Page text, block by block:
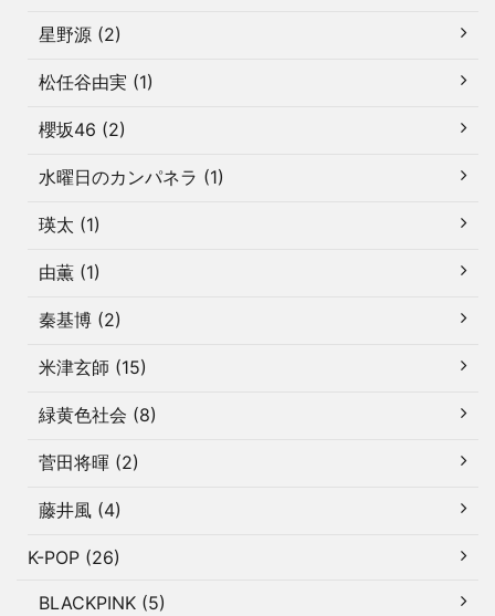
星野源 (2)
松任谷由実 (1)
櫻坂46 (2)
水曜日のカンパネラ (1)
瑛太 (1)
由薫 (1)
秦基博 (2)
米津玄師 (15)
緑黄色社会 (8)
菅田将暉 (2)
藤井風 (4)
K-POP (26)
BLACKPINK (5)